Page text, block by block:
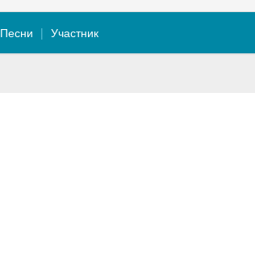
Песни Участник